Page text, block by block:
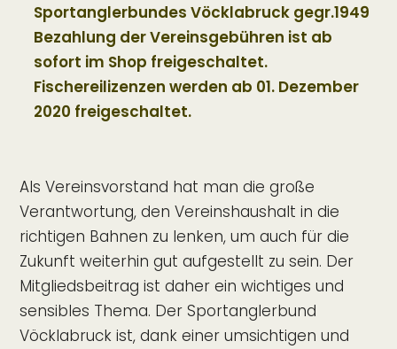
Sportanglerbundes Vöcklabruck gegr.1949
Bezahlung der Vereinsgebühren ist ab
sofort im Shop freigeschaltet.
Fischereilizenzen werden ab 01. Dezember
2020 freigeschaltet.
Als Vereinsvorstand hat man die große
Verantwortung, den Vereinshaushalt in die
richtigen Bahnen zu lenken, um auch für die
Zukunft weiterhin gut aufgestellt zu sein. Der
Mitgliedsbeitrag ist daher ein wichtiges und
sensibles Thema. Der Sportanglerbund
Vöcklabruck ist, dank einer umsichtigen und